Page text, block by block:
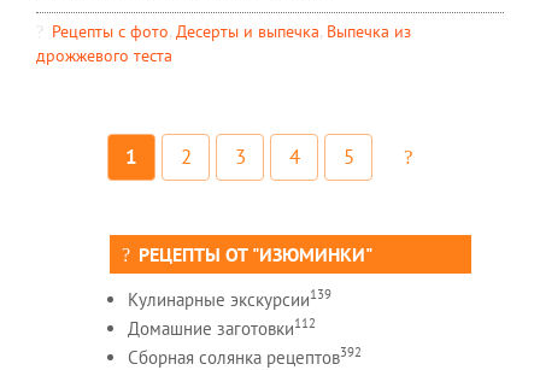
Рецепты c фото, Десерты и выпечка, Выпечка из
дрожжевого теста
1 2 3 4 5
РЕЦЕПТЫ ОТ "ИЗЮМИНКИ"
Кулинарные экскурсии139
Домашние заготовки112
Сборная солянка рецептов392